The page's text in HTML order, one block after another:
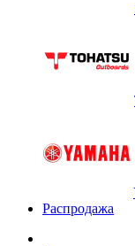
Распродажа